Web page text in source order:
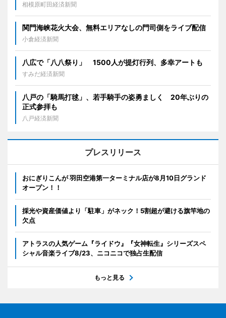
相模原町田経済新聞
関門海峡花火大会、無料エリアなしの門司側をライブ配信
小倉経済新聞
八広で「八八祭り」 1500人が提灯行列、多幸アートも
すみだ経済新聞
八戸の「騎馬打毬」、若手騎手の姿勇ましく 20年ぶりの
正式参拝も
八戸経済新聞
プレスリリース
おにぎりこんが 羽田空港第一ターミナル店が8月10日グランド
オープン！！
採光や資産価値より「駐車」がネック！5割超が避ける旗竿地の
欠点
アトラスの人気ゲーム『ライドウ』『女神転生』シリーズスペ
シャル音楽ライブ8/23、ニコニコで独占生配信
もっと見る